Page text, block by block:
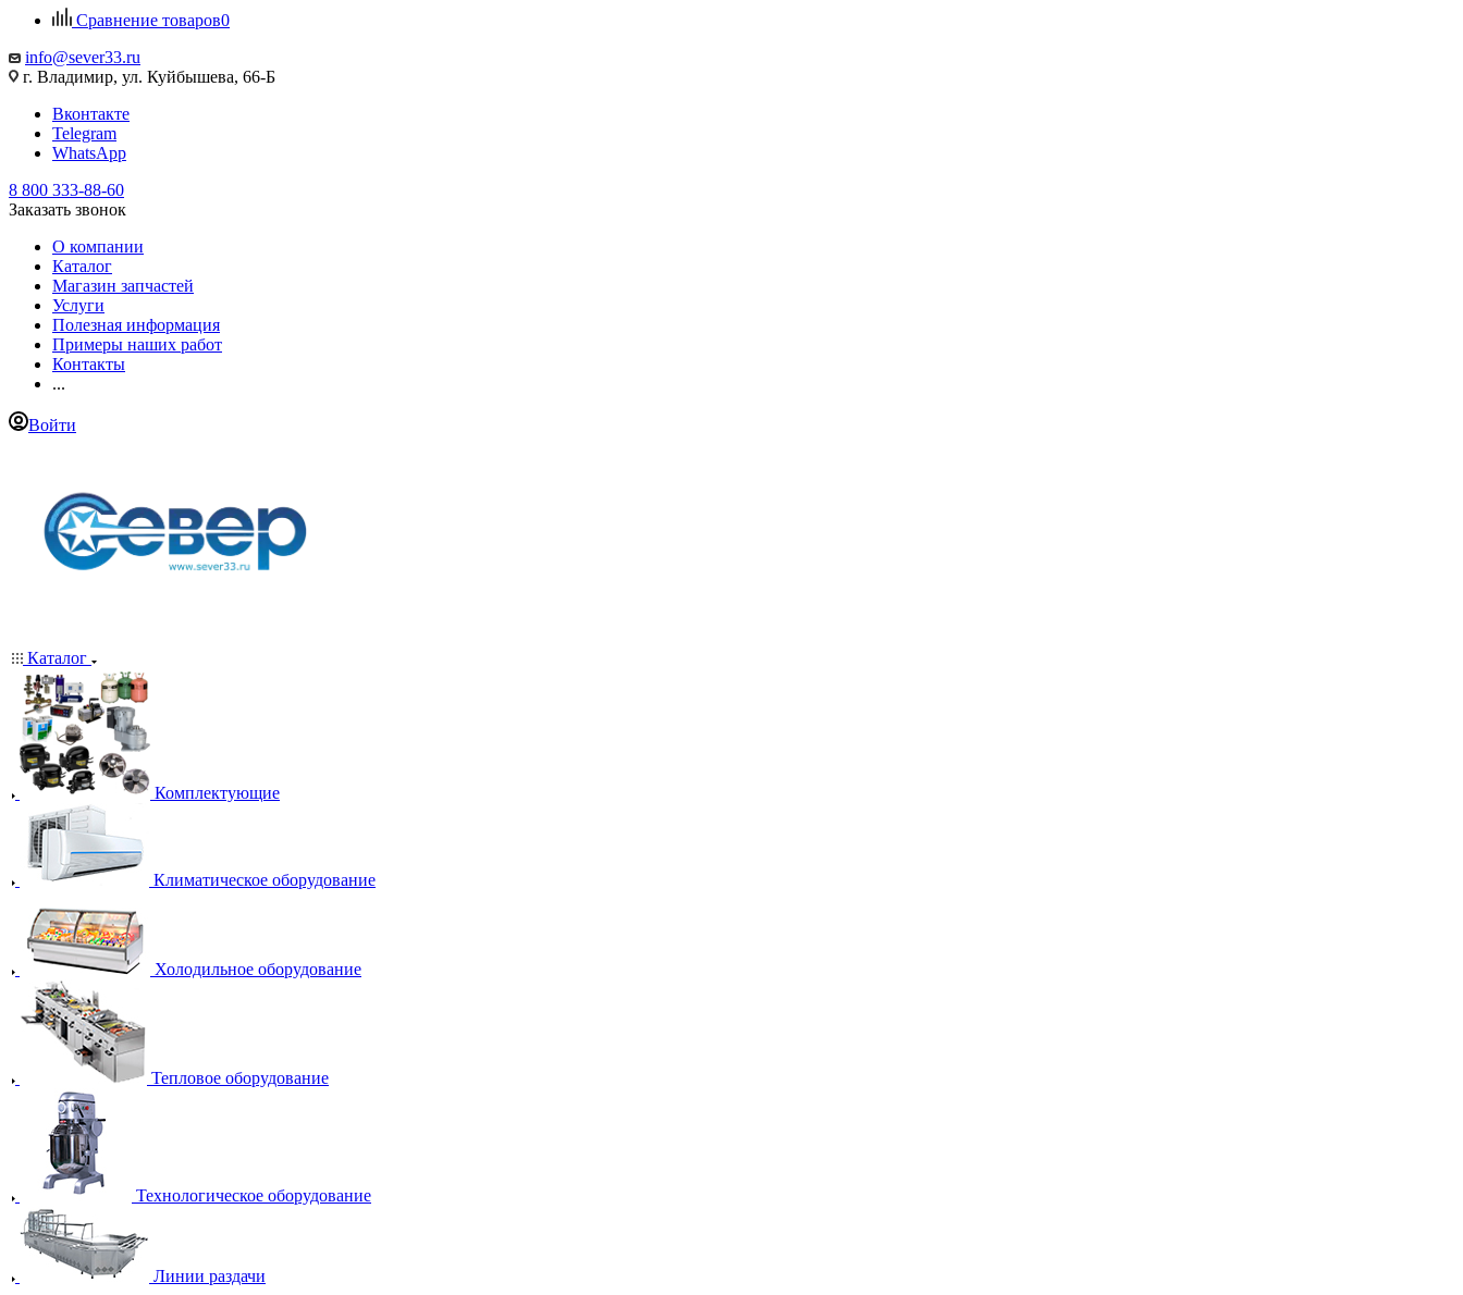
Сравнение товаров0
info@sever33.ru
г. Владимир, ул. Куйбышева, 66-Б
Вконтакте
Telegram
WhatsApp
8 800 333-88-60
Заказать звонок
О компании
Каталог
Магазин запчастей
Услуги
Полезная информация
Примеры наших работ
Контакты
...
Войти
Каталог
Комплектующие
Климатическое оборудование
Холодильное оборудование
Тепловое оборудование
Технологическое оборудование
Линии раздачи